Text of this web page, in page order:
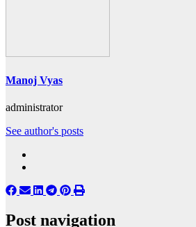
Manoj Vyas
administrator
See author's posts
Post navigation